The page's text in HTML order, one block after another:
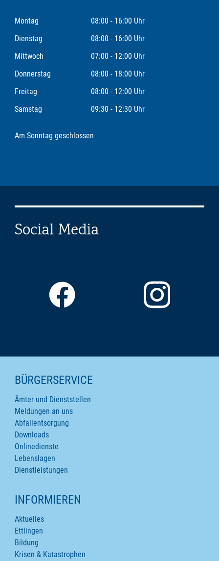
Montag
08:00 - 16:00 Uhr
Dienstag
08:00 - 16:00 Uhr
Mittwoch
07:00 - 12:00 Uhr
Donnerstag
08:00 - 18:00 Uhr
Freitag
08:00 - 12:00 Uhr
Samstag
09:30 - 12:30 Uhr
Am Sonntag geschlossen
Social Media
SEITENINHALTE
BÜRGERSERVICE
Ämter und Dienststellen
Meldungen an uns
Abfallentsorgung
Downloads
Onlinedienste
Lebenslagen
Dienstleistungen
INFORMIEREN
Aktuelles
Ettlingen
Bildung
Krisen & Katastrophen